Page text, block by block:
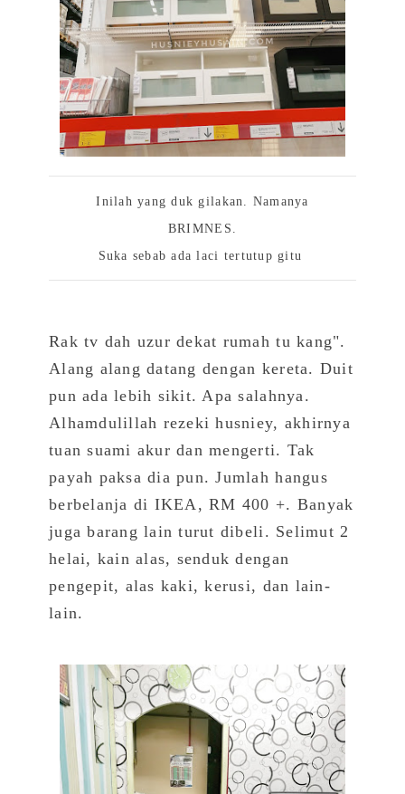
Inilah yang duk gilakan. Namanya
BRIMNES.
Suka sebab ada laci tertutup gitu
Rak tv dah uzur dekat rumah tu kang".
Alang alang datang dengan kereta. Duit
pun ada lebih sikit. Apa salahnya.
Alhamdulillah rezeki husniey, akhirnya
tuan suami akur dan mengerti. Tak
payah paksa dia pun. Jumlah hangus
berbelanja di IKEA, RM 400 +. Banyak
juga barang lain turut dibeli. Selimut 2
helai, kain alas, senduk dengan
pengepit, alas kaki, kerusi, dan lain-
lain.